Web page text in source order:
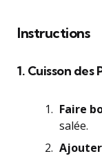
Instructions
1. Cuisson des
Faire
salée.